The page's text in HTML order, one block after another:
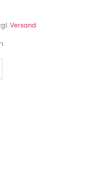
Versand